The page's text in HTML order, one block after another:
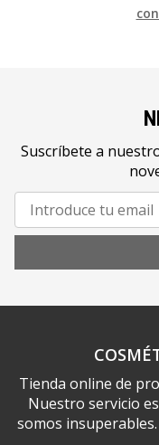
Suscríbete a
Tienda online de
Nuestro servicio
somos